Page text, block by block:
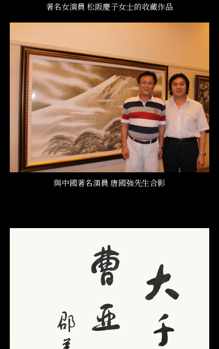
著名女演員 松阪慶子女士的收藏作品
與中國著名演員 唐國強先生合影